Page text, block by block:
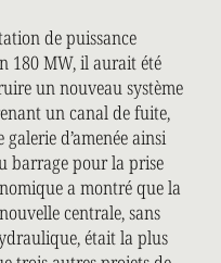
de puissance
180 MW, il aurait été
un nouveau système
un canal de fuite,
d’amenée ainsi
barrage pour la prise
a montré que la
centrale, sans
était la plus